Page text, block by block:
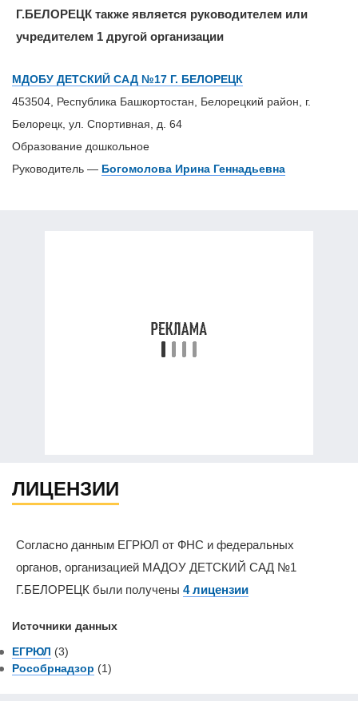
Г.БЕЛОРЕЦК также является руководителем или
учредителем 1 другой организации
МДОБУ ДЕТСКИЙ САД №17 Г. БЕЛОРЕЦК
453504, Республика Башкортостан, Белорецкий район, г.
Белорецк, ул. Спортивная, д. 64
Образование дошкольное
Руководитель — Богомолова Ирина Геннадьевна
ЛИЦЕНЗИИ
Согласно данным ЕГРЮЛ от ФНС и федеральных
органов, организацией МАДОУ ДЕТСКИЙ САД №1
Г.БЕЛОРЕЦК были получены 4 лицензии
Источники данных
ЕГРЮЛ (3)
Рособрнадзор (1)